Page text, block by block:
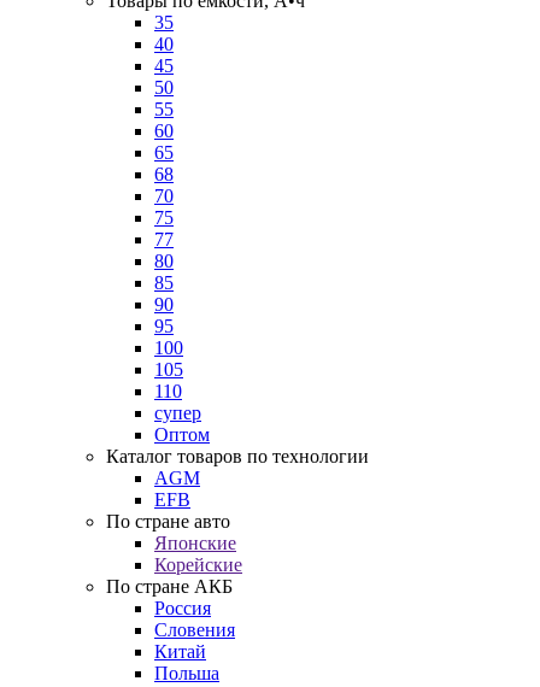
35
40
45
50
55
60
65
68
70
75
77
80
85
90
95
100
105
110
супер
Оптом
Каталог товаров по технологии
AGM
EFB
По стране авто
Японские
Корейские
По стране АКБ
Россия
Словения
Китай
Польша